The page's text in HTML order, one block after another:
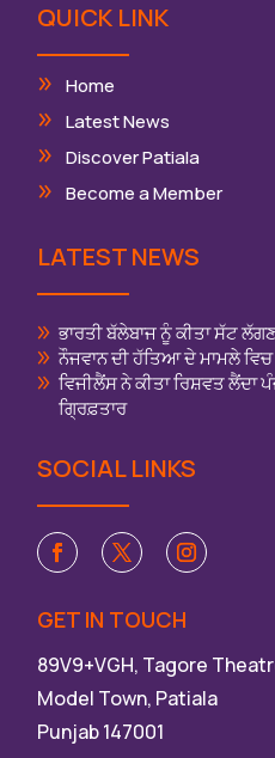
QUICK LINK
Home
Latest News
Discover Patiala
Become a Member
LATEST NEWS
ਭਾਰਤੀ ਬੱਲੇਬਾਜ ਨੂੰ ਕੀਤਾ ਸੱਟ
ਨੌਜਵਾਨ ਦੀ ਹੱਤਿਆ ਦੇ ਮਾਮਲੇ
ਵਿਜੀਲੈਂਸ ਨੇ ਕੀਤਾ ਰਿਸ਼ਵਤ
ਗ੍ਰਿਫ਼ਤਾਰ
SOCIAL LINKS
GET IN TOUCH
89V9+VGH, Tagore
Model Town, Patiala
Punjab 147001